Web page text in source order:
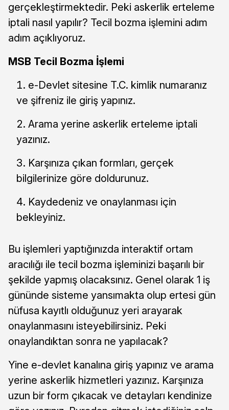
gerçekleştirmektedir. Peki askerlik erteleme
iptali nasıl yapılır? Tecil bozma işlemini adım
adım açıklıyoruz.
MSB Tecil Bozma İşlemi
e-Devlet sitesine T.C. kimlik numaranız
ve şifreniz ile giriş yapınız.
Arama yerine askerlik erteleme iptali
yazınız.
Karşınıza çıkan formları, gerçek
bilgilerinize göre doldurunuz.
Kaydedeniz ve onaylanması için
bekleyiniz.
Bu işlemleri yaptığınızda interaktif ortam
aracılığı ile tecil bozma işleminizi başarılı bir
şekilde yapmış olacaksınız. Genel olarak 1 iş
gününde sisteme yansımakta olup ertesi gün
nüfusa kayıtlı olduğunuz yeri arayarak
onaylanmasını isteyebilirsiniz. Peki
onaylandıktan sonra ne yapılacak?
Yine e-devlet kanalına giriş yapınız ve arama
yerine askerlik hizmetleri yazınız. Karşınıza
uzun bir form çıkacak ve detayları kendinize